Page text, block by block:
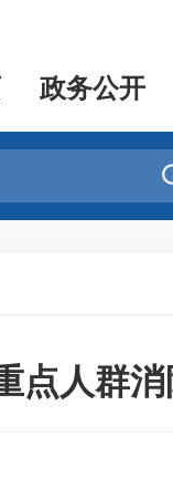
政务公开
点人群